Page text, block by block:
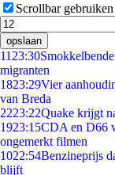
Scrollbar gebruiken
opslaan
11 23:30
migranten
1823:29Vier
van Breda
2223:22Quake krijgt
1923:15CDA en D66
ongemerkt filmen
1022:54Benzineprijs
blijft